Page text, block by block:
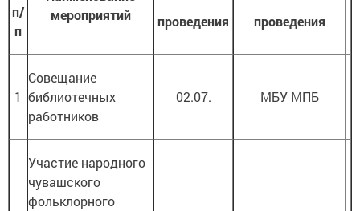
п/
п
мероприятий
проведения
проведения
1
Совещание
библиотечных
работников
02.07. МБУ МПБ
Участие народного
чувашского
фольклорного